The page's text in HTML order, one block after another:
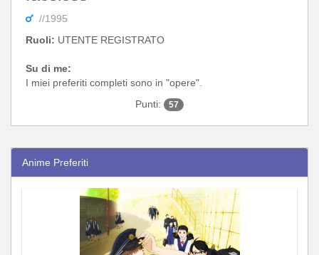
//1995
Ruoli: UTENTE REGISTRATO
Su di me:
I miei preferiti completi sono in "opere".
Punti:
57
Anime Preferiti